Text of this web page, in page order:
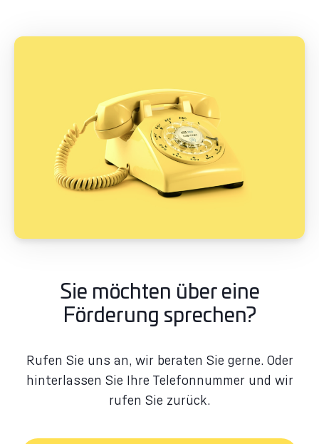
Sie möchten über eine
Förderung sprechen?
Rufen Sie uns an, wir beraten Sie gerne. Oder
hinterlassen Sie Ihre Telefonnummer und wir
rufen Sie zurück.